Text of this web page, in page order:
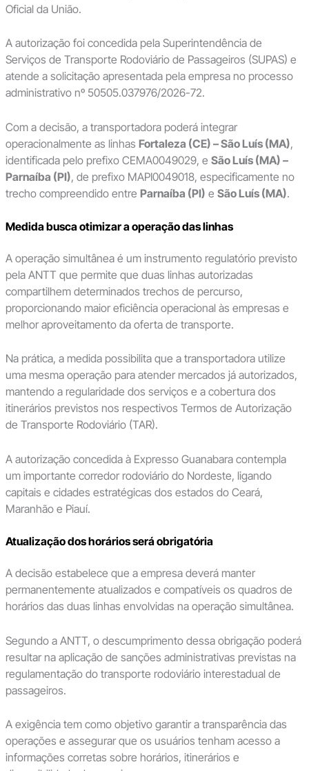
Oficial da União.
A autorização foi concedida pela Superintendência de
Serviços de Transporte Rodoviário de Passageiros (SUPAS) e
atende a solicitação apresentada pela empresa no processo
administrativo nº 50505.037976/2026-72.
Com a decisão, a transportadora poderá integrar
operacionalmente as linhas Fortaleza (CE) – São Luís (MA),
identificada pelo prefixo CEMA0049029, e São Luís (MA) –
Parnaíba (PI), de prefixo MAPI0049018, especificamente no
trecho compreendido entre Parnaíba (PI) e São Luís (MA).
Medida busca otimizar a operação das linhas
A operação simultânea é um instrumento regulatório previsto
pela ANTT que permite que duas linhas autorizadas
compartilhem determinados trechos de percurso,
proporcionando maior eficiência operacional às empresas e
melhor aproveitamento da oferta de transporte.
Na prática, a medida possibilita que a transportadora utilize
uma mesma operação para atender mercados já autorizados,
mantendo a regularidade dos serviços e a cobertura dos
itinerários previstos nos respectivos Termos de Autorização
de Transporte Rodoviário (TAR).
A autorização concedida à Expresso Guanabara contempla
um importante corredor rodoviário do Nordeste, ligando
capitais e cidades estratégicas dos estados do Ceará,
Maranhão e Piauí.
Atualização dos horários será obrigatória
A decisão estabelece que a empresa deverá manter
permanentemente atualizados e compatíveis os quadros de
horários das duas linhas envolvidas na operação simultânea.
Segundo a ANTT, o descumprimento dessa obrigação poderá
resultar na aplicação de sanções administrativas previstas na
regulamentação do transporte rodoviário interestadual de
passageiros.
A exigência tem como objetivo garantir a transparência das
operações e assegurar que os usuários tenham acesso a
informações corretas sobre horários, itinerários e